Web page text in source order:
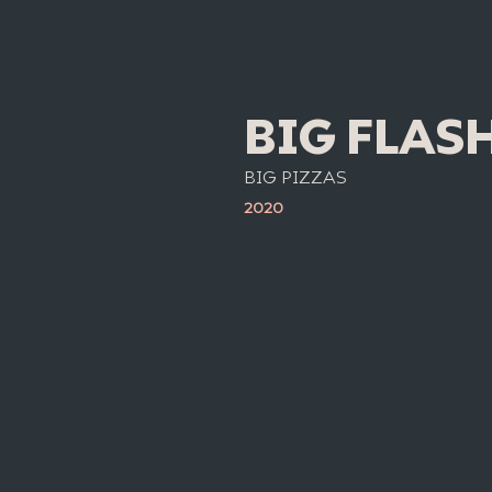
BIG
BIG PIZZAS
2020